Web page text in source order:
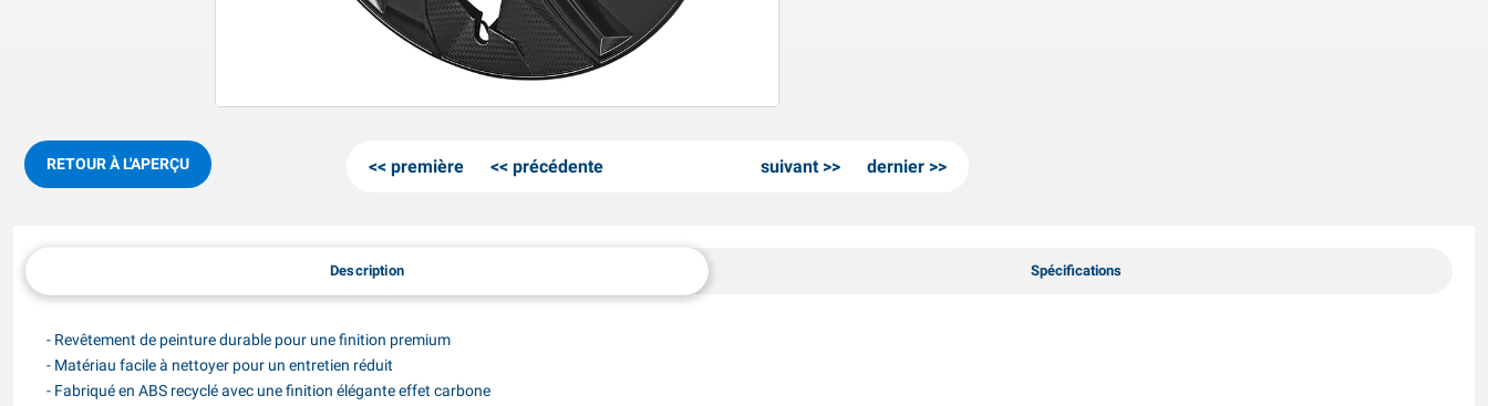
RETOUR À L'APERÇU première précédente suivant dernier
Description Spécifications
- Revêtement de peinture durable pour une finition premium
- Matériau facile à nettoyer pour un entretien réduit
- Fabriqué en ABS recyclé avec une finition élégante effet carbone